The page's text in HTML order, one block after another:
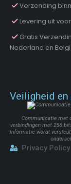
Verzending
Levering uit
Gratis
Nederland en
Veiligheid en
Communicatie met
verbindingen met 256
informatie wordt
Privacy Policy